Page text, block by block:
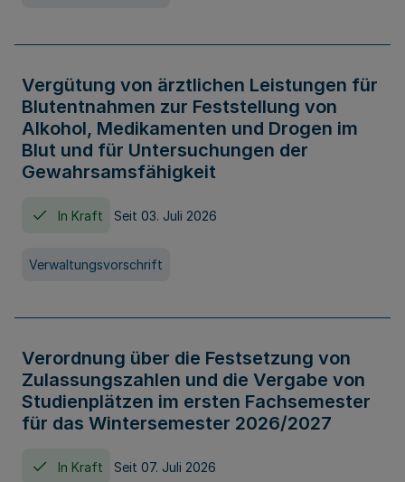
Vergütung von ärztlichen Leistungen für
Blutentnahmen zur Feststellung von
Alkohol, Medikamenten und Drogen im
Blut und für Untersuchungen der
Gewahrsamsfähigkeit
In Kraft Seit 03. Juli 2026
Verwaltungsvorschrift
Verordnung über die Festsetzung von
Zulassungszahlen und die Vergabe von
Studienplätzen im ersten Fachsemester
für das Wintersemester 2026/2027
In Kraft Seit 07. Juli 2026